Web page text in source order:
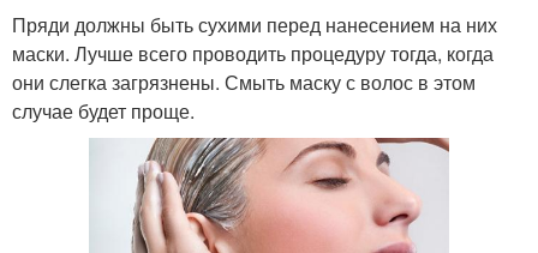
Пряди должны быть сухими перед нанесением на них
маски. Лучше всего проводить процедуру тогда, когда
они слегка загрязнены. Смыть маску с волос в этом
случае будет проще.